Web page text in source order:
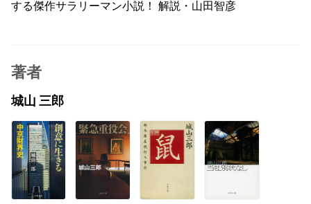
する傑作サラリーマン小説！ 解説・山田智彦
著者
城山 三郎